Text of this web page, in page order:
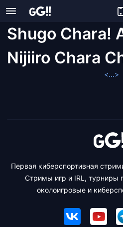
Shugo Chara!
Nijiiro Chara
<...>
Первая киберспортивная
Стримы игр и IRL, турниры
околоигровые и